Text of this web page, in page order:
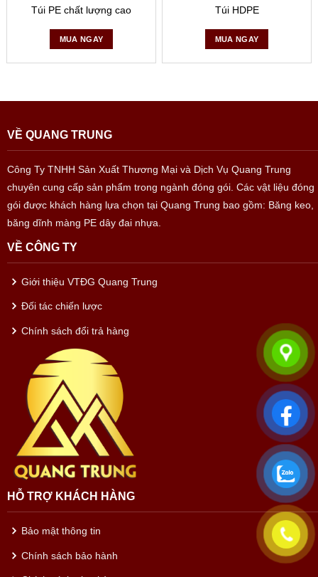
Túi PE chất lượng cao
MUA NGAY
Túi HDPE
MUA NGAY
VỀ QUANG TRUNG
Công Ty TNHH Sản Xuất Thương Mại và Dịch Vụ Quang Trung
chuyên cung cấp sản phẩm trong ngành đóng gói. Các vật liệu đóng
gói được khách hàng lựa chọn tại Quang Trung bao gồm: Băng keo,
băng dĩnh màng PE dây đai nhựa.
VỀ CÔNG TY
Giới thiệu VTĐG Quang Trung
Đối tác chiến lược
Chính sách đổi trả hàng
HỖ TRỢ KHÁCH HÀNG
Bảo mật thông tin
Chính sách bảo hành